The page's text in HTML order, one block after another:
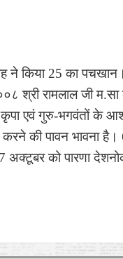
ने किया 25 का
रामलाल जी म.सा
एवं गुरु-भगवंतों के
की पावन भावना
को पारणा